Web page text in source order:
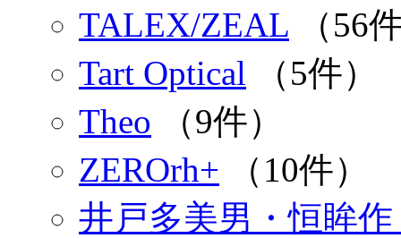
TALEX/ZEAL （56
Tart Optical （5件）
Theo （9件）
ZEROrh+ （10件）
井戸多美男・恒眸